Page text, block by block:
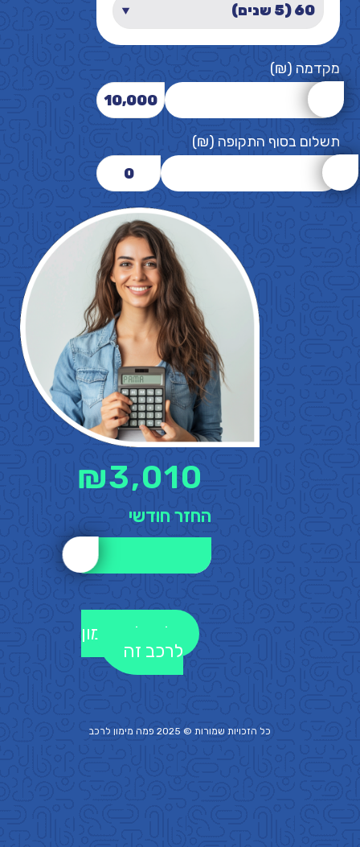
מקדמה (₪)
10,000
תשלום בסוף התקופה (₪)
0
3,010
₪
החזר חודשי
לקבלת מימון
לרכב זה
כל הזכויות שמורות © 2025 פמה מימון לרכב